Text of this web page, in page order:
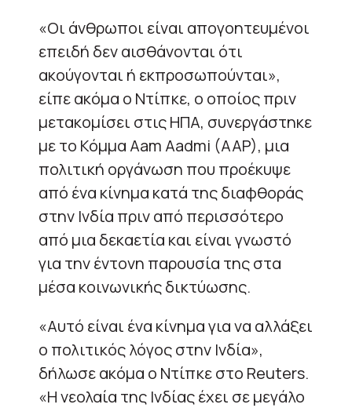
«Οι άνθρωποι είναι απογοητευμένοι
επειδή δεν αισθάνονται ότι
ακούγονται ή εκπροσωπούνται»,
είπε ακόμα ο Ντίπκε, ο οποίος πριν
μετακομίσει στις ΗΠΑ, συνεργάστηκε
με το Κόμμα Aam Aadmi (AAP), μια
πολιτική οργάνωση που προέκυψε
από ένα κίνημα κατά της διαφθοράς
στην Ινδία πριν από περισσότερο
από μια δεκαετία και είναι γνωστό
για την έντονη παρουσία της στα
μέσα κοινωνικής δικτύωσης.
«Αυτό είναι ένα κίνημα για να αλλάξει
ο πολιτικός λόγος στην Ινδία»,
δήλωσε ακόμα ο Ντίπκε στο Reuters.
«Η νεολαία της Ινδίας έχει σε μεγάλο